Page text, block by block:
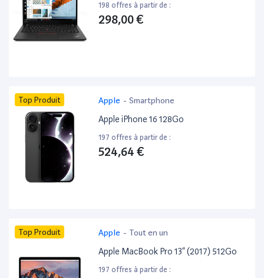
198 offres à partir de :
298,00 €
Top Produit Apple - Smartphone
Apple iPhone 16 128Go
197 offres à partir de :
524,64 €
Top Produit Apple - Tout en un
Apple MacBook Pro 13” (2017) 512Go
197 offres à partir de :